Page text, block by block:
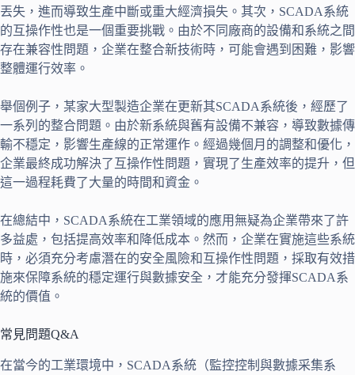
丟失，進而導致生產中斷或重大經濟損失。其次，SCADA系統
的互操作性也是一個重要挑戰。由於不同廠商的設備和系統之間
存在兼容性問題，企業在整合新技術時，可能會遇到困難，影響
整體運行效率。
舉個例子，某家大型製造企業在更新其SCADA系統後，經歷了
一系列的整合問題。由於新系統與舊有設備不兼容，導致數據傳
輸不穩定，影響生產線的正常運作。經過幾個月的調整和優化，
企業最終成功解決了互操作性問題，實現了生產效率的提升，但
這一過程耗費了大量的時間和資金。
在總結中，SCADA系統在工業領域的應用無疑為企業帶來了許
多益處，包括提高效率和降低成本。然而，企業在實施這些系統
時，必須充分考慮潛在的安全風險和互操作性問題，採取有效措
施來保障系統的穩定運行與數據安全，才能充分發揮SCADA系
統的價值。
常見問題Q&A
在當今的工業環境中，SCADA系統（監控控制與數據采集系